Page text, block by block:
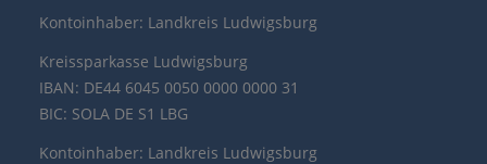
Kontoinhaber: Landkreis Ludwigsburg
Kreissparkasse Ludwigsburg
IBAN: DE44 6045 0050 0000 0000 31
BIC: SOLA DE S1 LBG
Kontoinhaber: Landkreis Ludwigsburg